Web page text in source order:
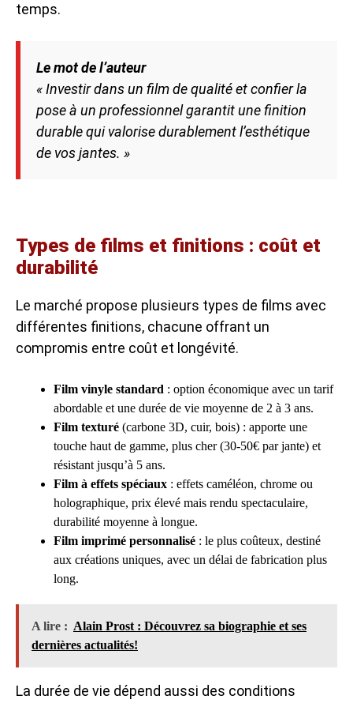
temps.
Le mot de l’auteur
« Investir dans un film de qualité et confier la
pose à un professionnel garantit une finition
durable qui valorise durablement l’esthétique
de vos jantes. »
Types de films et finitions : coût et
durabilité
Le marché propose plusieurs types de films avec
différentes finitions, chacune offrant un
compromis entre coût et longévité.
Film vinyle standard : option économique avec un tarif
abordable et une durée de vie moyenne de 2 à 3 ans.
Film texturé (carbone 3D, cuir, bois) : apporte une
touche haut de gamme, plus cher (30-50€ par jante) et
résistant jusqu’à 5 ans.
Film à effets spéciaux : effets caméléon, chrome ou
holographique, prix élevé mais rendu spectaculaire,
durabilité moyenne à longue.
Film imprimé personnalisé : le plus coûteux, destiné
aux créations uniques, avec un délai de fabrication plus
long.
A lire : Alain Prost : Découvrez sa biographie et ses
dernières actualités!
La durée de vie dépend aussi des conditions